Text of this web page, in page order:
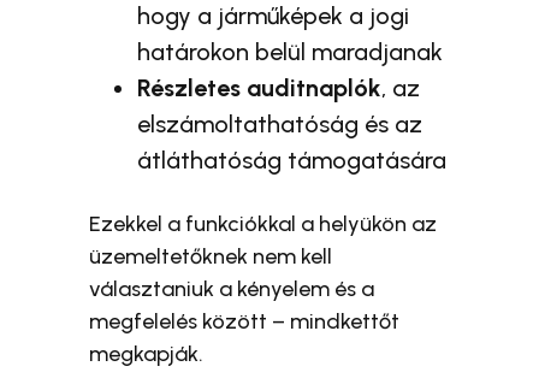
hogy a járműképek a jogi
határokon belül maradjanak
Részletes auditnaplók, az
elszámoltathatóság és az
átláthatóság támogatására
Ezekkel a funkciókkal a helyükön az
üzemeltetőknek nem kell
választaniuk a kényelem és a
megfelelés között – mindkettőt
megkapják.